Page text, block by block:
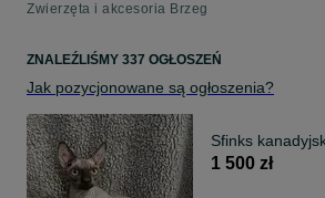
Zwierzęta i akcesoria Brzeg
ZNALEŹLIŚMY 337 OGŁOSZEŃ
Jak pozycjonowane są ogłoszenia?
Sfinks
1 500 zł